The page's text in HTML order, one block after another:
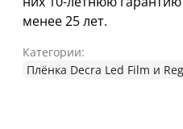
менее 25 лет.
Категории:
Плёнка Decra Led Film и